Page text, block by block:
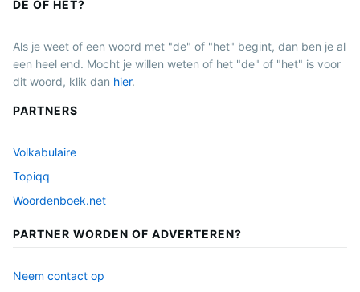
DE OF HET?
Als je weet of een woord met "de" of "het" begint, dan ben je al
een heel end. Mocht je willen weten of het "de" of "het" is voor
dit woord, klik dan hier.
PARTNERS
Volkabulaire
Topiqq
Woordenboek.net
PARTNER WORDEN OF ADVERTEREN?
Neem contact op